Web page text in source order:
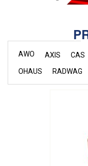
AWO AXIS CAS
OHAUS
RADWAG